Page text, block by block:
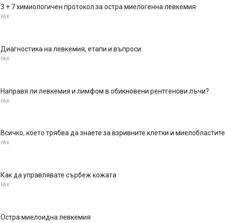
3 + 7 химиологичен протокол за остра миелогенна левкемия
РАК
Диагностика на левкемия, етапи и въпроси
РАК
Направя ли левкемия и лимфом в обикновени рентгенови лъчи?
РАК
Всичко, което трябва да знаете за взривните клетки и миелобластите
РАК
Как да управлявате сърбеж кожата
РАК
Остра миелоидна левкемия